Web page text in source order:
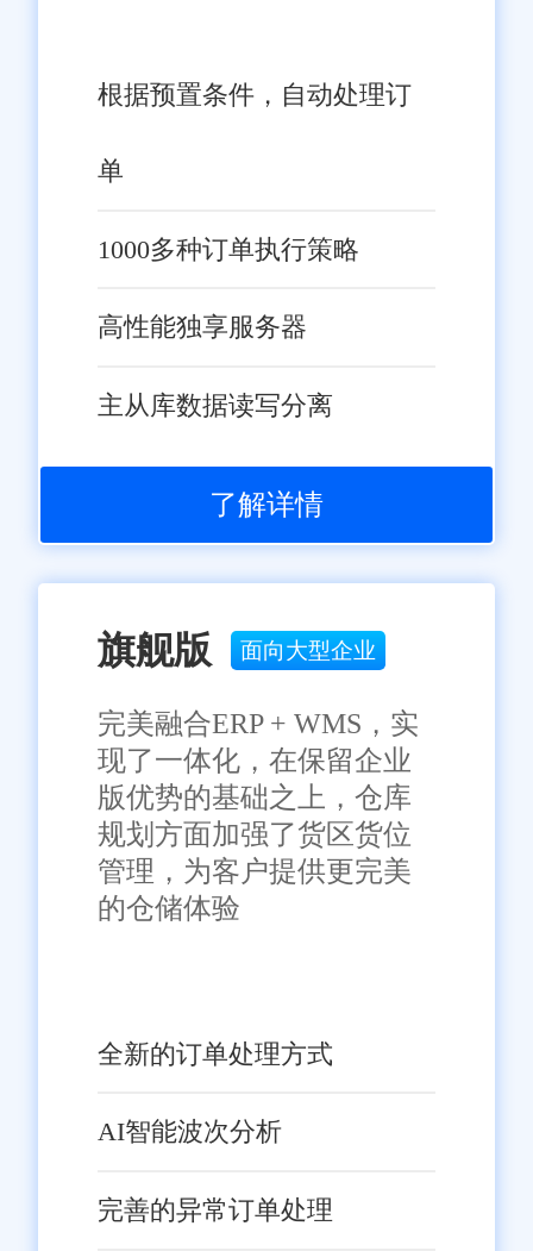
根据预置条件，自动处理订
单
1000多种订单执行策略
高性能独享服务器
主从库数据读写分离
了解详情
旗舰版 面向大型企业
完美融合ERP + WMS，实
现了一体化，在保留企业
版优势的基础之上，仓库
规划方面加强了货区货位
管理，为客户提供更完美
的仓储体验
全新的订单处理方式
AI智能波次分析
完善的异常订单处理